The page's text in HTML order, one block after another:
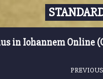
in Iohannem Online